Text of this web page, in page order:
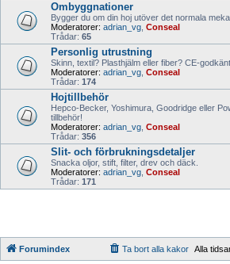
Ombyggnationer
Bygger du om din hoj utöver det normala
Moderatorer: adrian_vg Conseal
Trådar: 65
Personlig utrustning
Skinn, textil? Plasthjälm eller fiber? CE-
Moderatorer: adrian_vg Conseal
Trådar: 174
Hojtillbehör
Hepco-Becker, Yoshimura, Goodridge eller
tillbehör!
Moderatorer: adrian_vg Conseal
Trådar: 356
Slit- och förbrukningsdetaljer
Snacka oljor, stift, filter, drev och däck.
Moderatorer: adrian_vg Conseal
Trådar: 171
Forumindex Alla
Ta bort alla kakor